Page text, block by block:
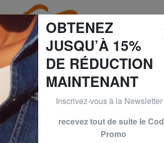
KLEIN -40% | -50% | -60% Seulement
DELSEY
SEGUR 2.0
OBTENEZ
JUSQU’À 15%
DE RÉDUCTION
MAINTENANT
Inscrivez-vous à la Newsletter
recevez tout de suite le
Promo